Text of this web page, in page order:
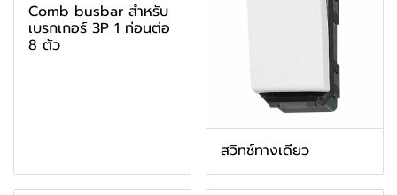
Comb busbar สำหรับ
เบรกเกอร์ 3P 1 ท่อนต่อ
8 ตัว
สวิทช์ทางเดียว